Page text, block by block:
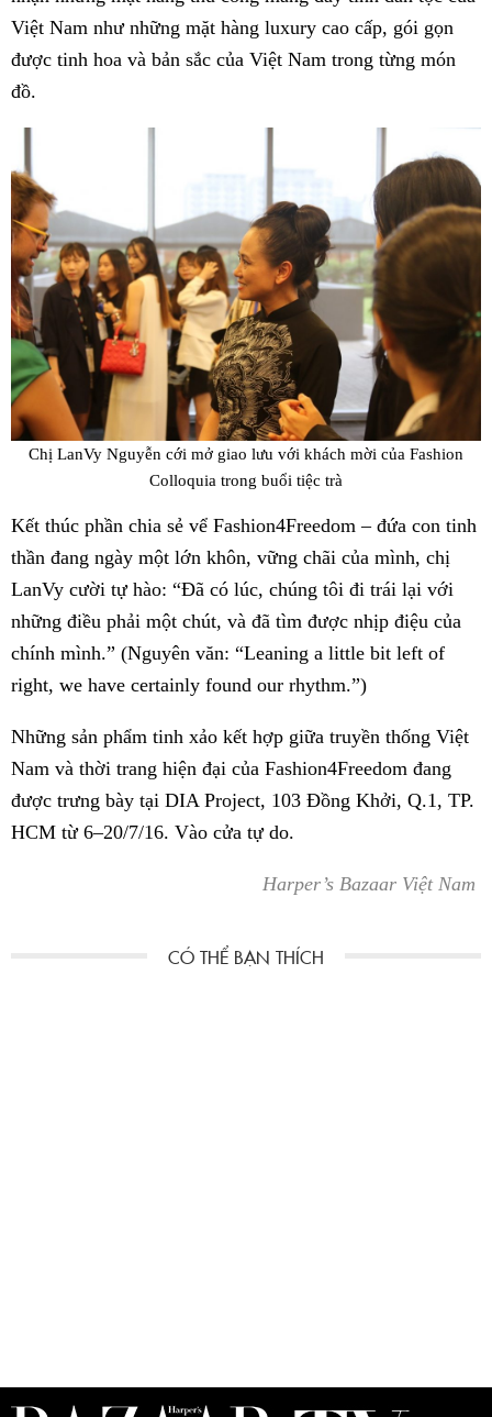
Việt Nam như những mặt hàng luxury cao cấp, gói gọn
được tinh hoa và bản sắc của Việt Nam trong từng món
đồ.
Chị LanVy Nguyễn cới mở giao lưu với khách mời của Fashion
Colloquia trong buổi tiệc trà
Kết thúc phần chia sẻ vể Fashion4Freedom – đứa con tinh
thần đang ngày một lớn khôn, vững chãi của mình, chị
LanVy cười tự hào: “Đã có lúc, chúng tôi đi trái lại với
những điều phải một chút, và đã tìm được nhịp điệu của
chính mình.” (Nguyên văn: “Leaning a little bit left of
right, we have certainly found our rhythm.”)
Những sản phẩm tinh xảo kết hợp giữa truyền thống Việt
Nam và thời trang hiện đại của Fashion4Freedom đang
được trưng bày tại DIA Project, 103 Đồng Khởi, Q.1, TP.
HCM từ 6–20/7/16. Vào cửa tự do.
Harper’s Bazaar Việt Nam